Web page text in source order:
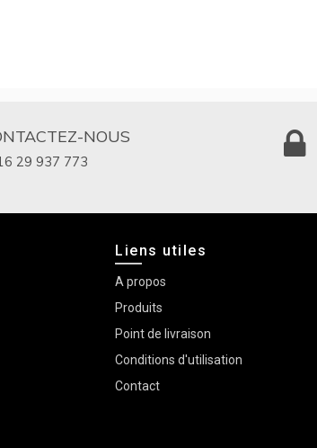
NOUS
29 937 773
Liens utiles
A propos
Produits
Point de livraison
Conditions d'utilisation
Contact